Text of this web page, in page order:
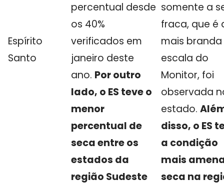
Espírito
Santo
percentual desde
os 40%
verificados em
janeiro deste
ano. Por outro
lado, o ES teve o
menor
percentual de
seca entre os
estados da
região Sudeste
somente a
fraca, que é
mais
escala do
Monitor, foi
observada
estado.
disso, o ES
a condição
mais
seca na